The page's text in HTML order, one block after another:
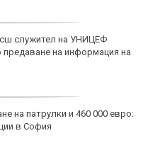
служител на УНИЦЕФ
предаване на информация на
на патрулки и 460 000 евро:
в София